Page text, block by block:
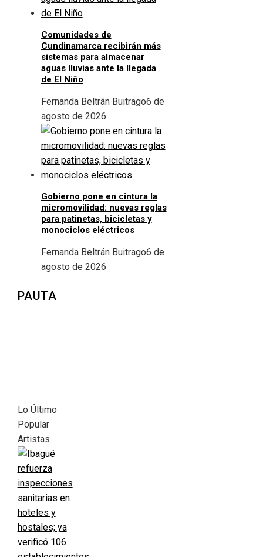
Comunidades de
Cundinamarca recibirán más
sistemas para almacenar
aguas lluvias ante la llegada
de El Niño
Fernanda Beltrán Buitrago6 de
agosto de 2026
Gobierno pone en cintura la
micromovilidad: nuevas reglas
para patinetas, bicicletas y
monociclos eléctricos
Fernanda Beltrán Buitrago6 de
agosto de 2026
PAUTA
Lo Último
Popular
Artistas